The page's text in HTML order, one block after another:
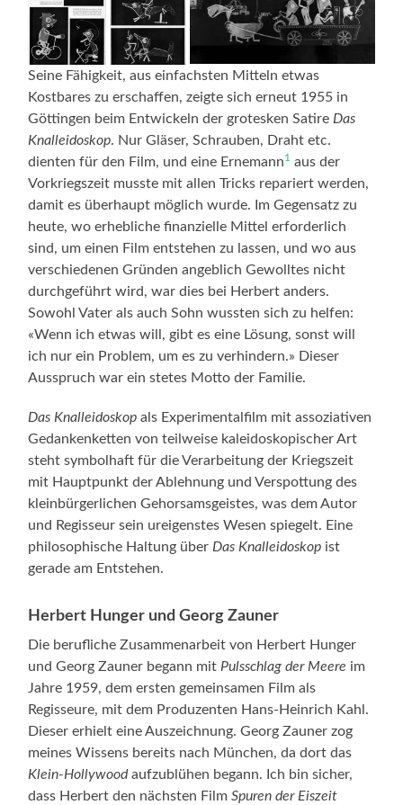
Seine Fähigkeit, aus einfachsten Mitteln etwas
Kostbares zu erschaffen, zeigte sich erneut 1955 in
Göttingen beim Entwickeln der grotesken Satire Das
Knalleidoskop. Nur Gläser, Schrauben, Draht etc.
dienten für den Film, und eine Ernemann1 aus der
Vorkriegszeit musste mit allen Tricks repariert werden,
damit es überhaupt möglich wurde. Im Gegensatz zu
heute, wo erhebliche finanzielle Mittel erforderlich
sind, um einen Film entstehen zu lassen, und wo aus
verschiedenen Gründen angeblich Gewolltes nicht
durchgeführt wird, war dies bei Herbert anders.
Sowohl Vater als auch Sohn wussten sich zu helfen:
«Wenn ich etwas will, gibt es eine Lösung, sonst will
ich nur ein Problem, um es zu verhindern.» Dieser
Ausspruch war ein stetes Motto der Familie.
Das Knalleidoskop als Experimentalfilm mit assoziativen
Gedankenketten von teilweise kaleidoskopischer Art
steht symbolhaft für die Verarbeitung der Kriegszeit
mit Hauptpunkt der Ablehnung und Verspottung des
kleinbürgerlichen Gehorsamsgeistes, was dem Autor
und Regisseur sein ureigenstes Wesen spiegelt. Eine
philosophische Haltung über Das Knalleidoskop ist
gerade am Entstehen.
Herbert Hunger und Georg Zauner
Die berufliche Zusammenarbeit von Herbert Hunger
und Georg Zauner begann mit Pulsschlag der Meere im
Jahre 1959, dem ersten gemeinsamen Film als
Regisseure, mit dem Produzenten Hans-Heinrich Kahl.
Dieser erhielt eine Auszeichnung. Georg Zauner zog
meines Wissens bereits nach München, da dort das
Klein-Hollywoodaufzublühen begann. Ich bin sicher,
dass Herbert den nächsten FilmSpuren der Eiszeit